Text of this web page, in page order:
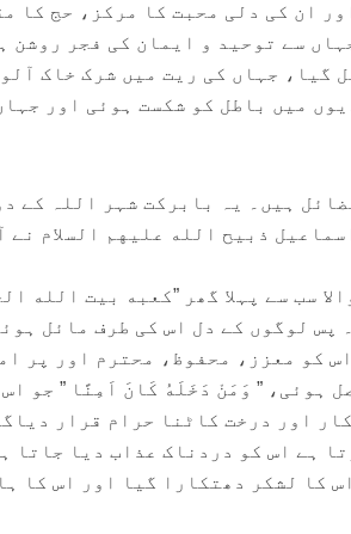
ان کی دلی محبت کا مرکز، حج کا
سے توحید و ایمان کی فجر روشن
گیا، جہاں کی ریت میں شرک خاک
میں باطل کو شکست ہوئی اور
ہیں۔ یہ بابرکت شہر اللہ کے
ذبيح الله علیهم السلام نے
سب سے پہلا گھر ”کعبه بیت الله
پس لوگوں کے دل اس کی طرف مائل
کو معزز، محفوظ، محترم اور پر
ہوئی، ” وَمَنْ دَخَلَهُ كَانَ اَمِنًا ” جو اس
اور درخت کاٹنا حرام قرار
ہے اس کو دردناک عذاب دیا جاتا
کا لشکر دھتکارا گیا اور اس کا